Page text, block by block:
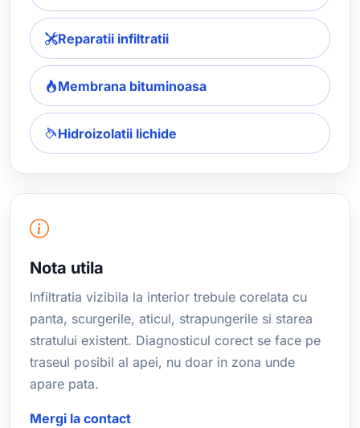
Reparatii infiltratii
Membrana bituminoasa
Hidroizolatii lichide
Nota utila
Infiltratia vizibila la interior trebuie corelata cu
panta, scurgerile, aticul, strapungerile si starea
stratului existent. Diagnosticul corect se face pe
traseul posibil al apei, nu doar in zona unde
apare pata.
Mergi la contact